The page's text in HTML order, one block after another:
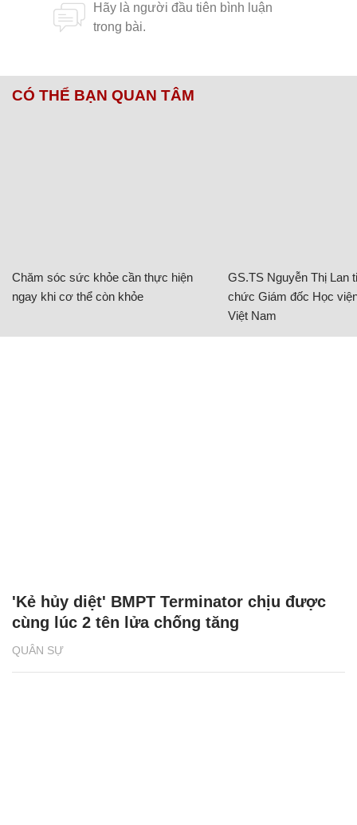
CÓ THỂ BẠN QUAN TÂM
Chăm sóc sức khỏe cần thực hiện
ngay khi cơ thể còn khỏe
GS.TS Nguyễn Thị Lan
chức Giám đốc Học
Việt Nam
QUÂN SỰ
'Kẻ hủy diệt' BMPT Terminator chịu được
cùng lúc 2 tên lửa chống tăng